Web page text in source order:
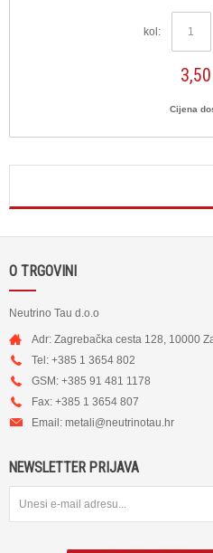
kol:
Cijena
O TRGOVINI
Neutrino Tau d.o.o
Adr: Zagrebačka cesta 128, 10000
Tel: +385 1 3654 802
GSM: +385 91 481 1178
Fax: +385 1 3654 807
Email: metali@neutrinotau.hr
NEWSLETTER PRIJAVA